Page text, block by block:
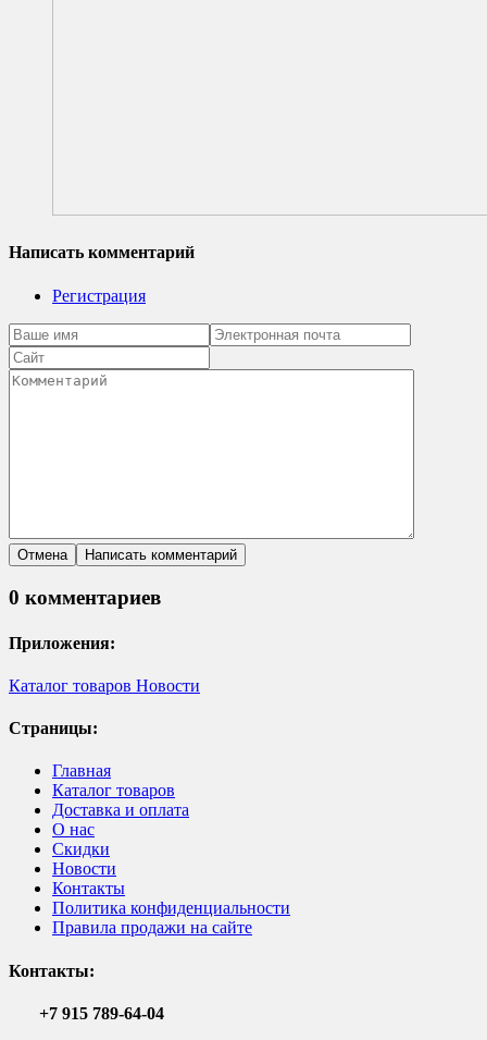
Написать комментарий
Регистрация
0 комментариев
Приложения:
Каталог товаров Новости
Страницы:
Главная
Каталог товаров
Доставка и оплата
О нас
Скидки
Новости
Контакты
Политика конфиденциальности
Правила продажи на сайте
Контакты:
+7 915 789-64-04